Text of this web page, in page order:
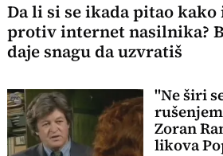
Da li si se ikada pitao
protiv internet nasilnika?
daje snagu da uzvratiš
"Ne širi
Zoran
likova